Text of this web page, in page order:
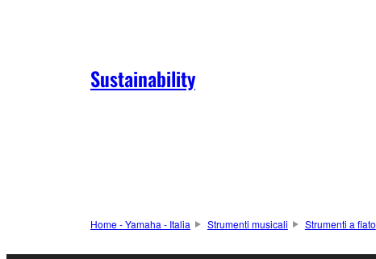
Sustainability
Home - Yamaha - Italia Strumenti musicali Strumenti a fiato